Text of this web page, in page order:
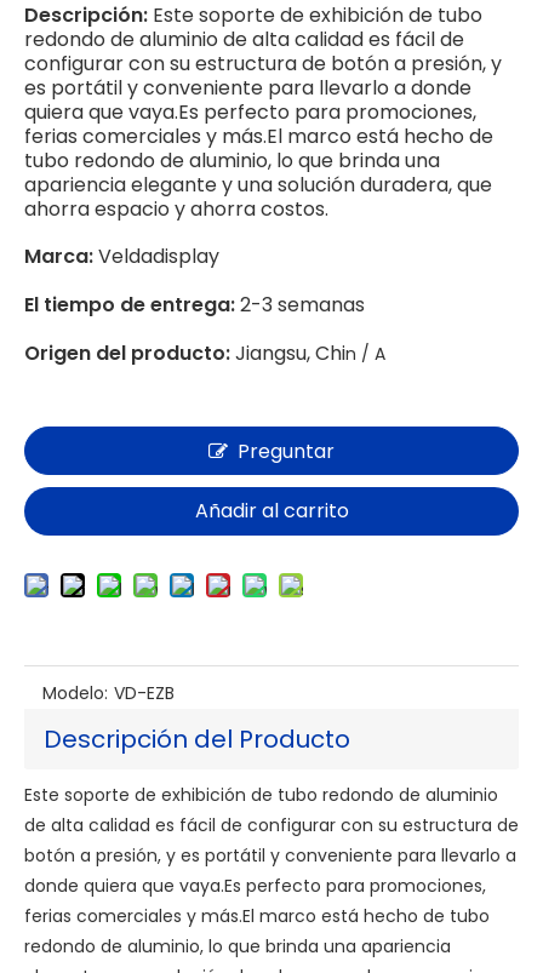
Descripción: Este soporte de exhibición de tubo
redondo de aluminio de alta calidad es fácil de
configurar con su estructura de botón a presión, y
es portátil y conveniente para llevarlo a donde
quiera que vaya.Es perfecto para promociones,
ferias comerciales y más.El marco está hecho de
tubo redondo de aluminio, lo que brinda una
apariencia elegante y una solución duradera, que
ahorra espacio y ahorra costos.
Marca:Veldadisplay
El tiempo de entrega:2-3 semanas
Origen del producto:Jiangsu, Chin / A
Preguntar
Añadir al carrito
Modelo: VD-EZB
Descripción del Producto
Este soporte de exhibición de tubo redondo de aluminio
de alta calidad es fácil de configurar con su estructura de
botón a presión, y es portátil y conveniente para llevarlo a
donde quiera que vaya.Es perfecto para promociones,
ferias comerciales y más.El marco está hecho de tubo
redondo de aluminio, lo que brinda una apariencia